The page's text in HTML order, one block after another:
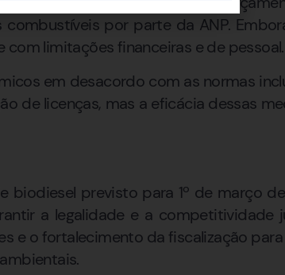
por parte da ANP.
limitações financeiras e de pessoal.
em desacordo com as normas
de licenças, mas a eficácia dessas
previsto para 1º de março
a legalidade e a competitividade
e o fortalecimento da fiscalização